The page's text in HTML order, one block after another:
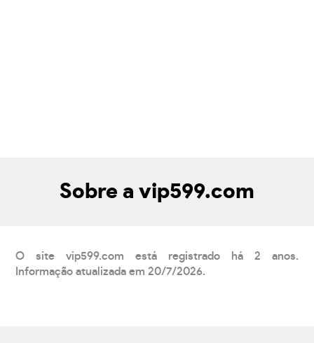
Sobre a vip599.com
O site vip599.com está registrado há 2 anos.
Informação atualizada em 20/7/2026.